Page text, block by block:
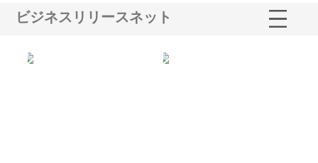
ビジネスリリースネット